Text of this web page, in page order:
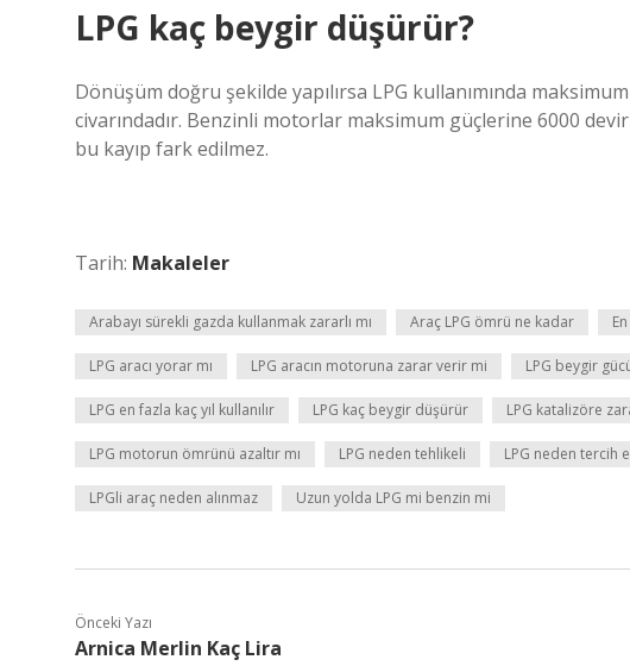
LPG kaç beygir düşürür?
Dönüşüm doğru şekilde yapılırsa LPG kullanımında
civarındadır. Benzinli motorlar maksimum güçlerine 6000
bu kayıp fark edilmez.
Tarih: Makaleler
Arabayı sürekli gazda kullanmak zararlı mı Araç LPG ömrü ne kadar
LPG aracı yorar mı LPG aracın motoruna zarar verir mi LPG beygir
LPG en fazla kaç yıl kullanılır LPG kaç beygir düşürür LPG katalizöre
LPG motorun ömrünü azaltır mı LPG neden tehlikeli LPG neden tercih
LPGli araç neden alınmaz Uzun yolda LPG mi benzin mi
Önceki Yazı
Arnica Merlin Kaç Lira